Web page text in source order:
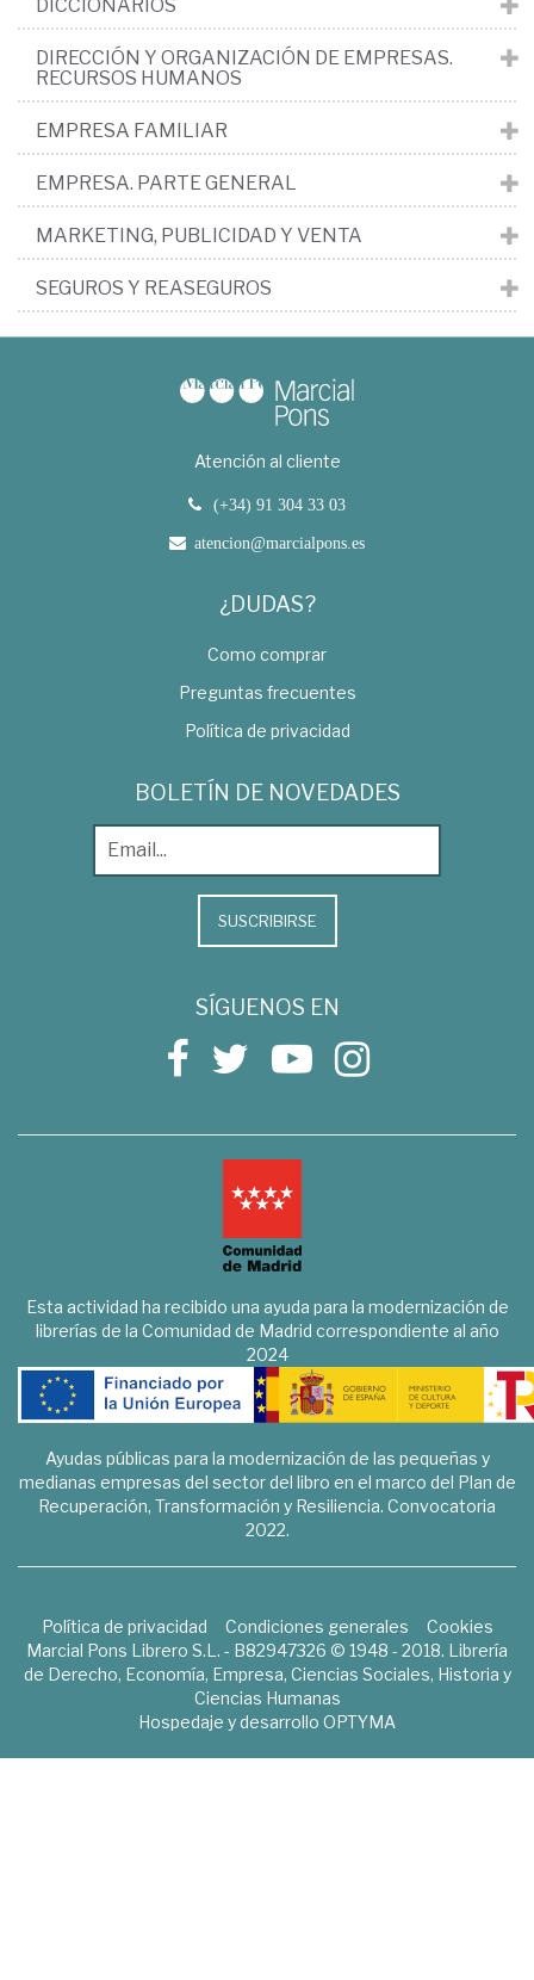
DICCIONARIOS
DIRECCIÓN Y ORGANIZACIÓN DE EMPRESAS.
RECURSOS HUMANOS
EMPRESA FAMILIAR
EMPRESA. PARTE GENERAL
MARKETING, PUBLICIDAD Y VENTA
SEGUROS Y REASEGUROS
Atención al cliente
(+34) 91 304 33 03
atencion@marcialpons.es
¿DUDAS?
Como comprar
Preguntas frecuentes
Política de privacidad
BOLETÍN DE NOVEDADES
SUSCRIBIRSE
SÍGUENOS EN
Esta actividad ha recibido una ayuda para la modernización de
librerías de la Comunidad de Madrid correspondiente al año
2024
Ayudas públicas para la modernización de las pequeñas y
medianas empresas del sector del libro en el marco del Plan de
Recuperación, Transformación y Resiliencia. Convocatoria
2022.
Política de privacidad Condiciones generales
Cookies
Marcial Pons Librero S.L. - B82947326 © 1948 - 2018. Librería
de Derecho, Economía, Empresa, Ciencias Sociales, Historia y
Ciencias Humanas
Hospedaje y desarrollo OPTYMA